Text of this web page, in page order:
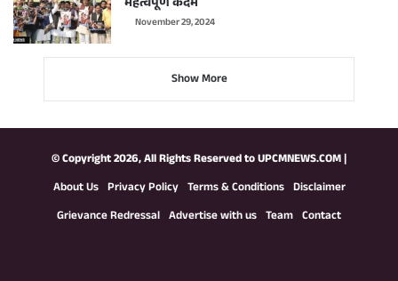
महत्वपूर्ण कदम
November 29, 2024
Show More
© Copyright 2026, All Rights Reserved toUPCMNEWS.COM|
About Us Privacy Policy Terms & Conditions Disclaimer
Grievance Redressal Advertise with us Team Contact